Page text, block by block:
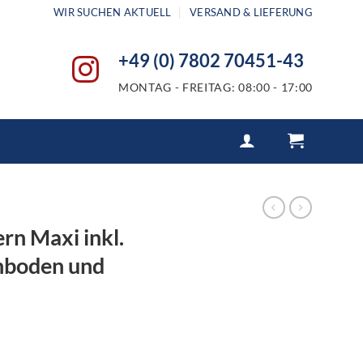
WIR SUCHEN AKTUELL VERSAND & LIEFERUNG
+49 (0) 7802 70451-43
MONTAG - FREITAG: 08:00 - 17:00
Maxi inkl.
und